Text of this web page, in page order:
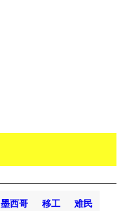
墨西哥 移工 难民